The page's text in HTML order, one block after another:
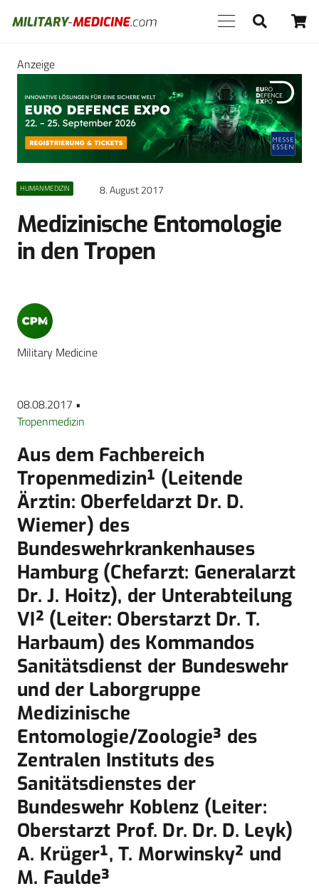
Anzeige
HUMANMEDIZIN 8. August 2017
Medizinische Entomologie
in den Tropen
Military Medicine
08.08.2017 •
Tropenmedizin
Aus dem Fachbereich
Tropenmedizin¹ (Leitende
Ärztin: Oberfeldarzt Dr. D.
Wiemer) des
Bundeswehrkrankenhauses
Hamburg (Chefarzt: Generalarzt
Dr. J. Hoitz), der Unterabteilung
VI² (Leiter: Oberstarzt Dr. T.
Harbaum) des Kommandos
Sanitätsdienst der Bundeswehr
und der Laborgruppe
Medizinische
Entomologie/Zoologie³ des
Zentralen Instituts des
Sanitätsdienstes der
Bundeswehr Koblenz (Leiter:
Oberstarzt Prof. Dr. Dr. D. Leyk)
A. Krüger¹, T. Morwinsky² und
M. Faulde³